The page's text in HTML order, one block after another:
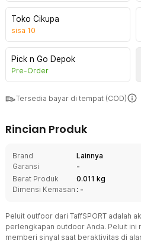
Toko Cikupa
sisa 10
Pick n Go Depok
Pre-Order
Tersedia bayar di tempat (COD)
Rincian Produk
Brand
Lainnya
Garansi
-
Berat Produk
0.011 kg
Dimensi Kemasan : -
Peluit outfoor dari TaffSPORT adalah
perlengkapan outdoor Anda. Peluit ini
memberi sinyal saat beraktivitas di